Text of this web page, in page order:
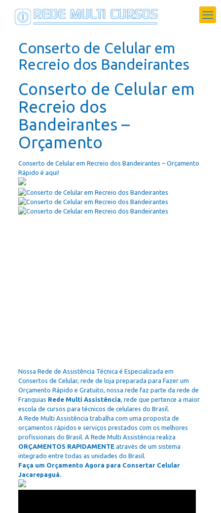
Conserto de Celular em
Recreio dos Bandeirantes
Conserto de Celular em
Recreio dos
Bandeirantes –
Orçamento
Conserto de Celular em Recreio dos Bandeirantes – Orçamento
Rápido é aqui!
Nossa Rede de Assistência Técnica é Especializada em
Consertos de Celular, rede de loja preparada para Fazer um
Orçamento Rápido e Gratuito, nossa rede faz parte da rede de
Franquias Rede Multi Assistência, rede que pertence a maior
escola de cursos para técnicos de celulares do Brasil.
A Rede Multi Assistência trabalha com uma proposta de
orçamentos rápidos e serviços prestados com os melhores
profissionais do Brasil. A Rede Multi Assistência realiza
ORÇAMENTOS RAPIDAMENTEatravés de um sistema
integrado entre todas as unidades do Brasil.
Faça um Orçamento Agora para Consertar Celular
Jacarepaguá.